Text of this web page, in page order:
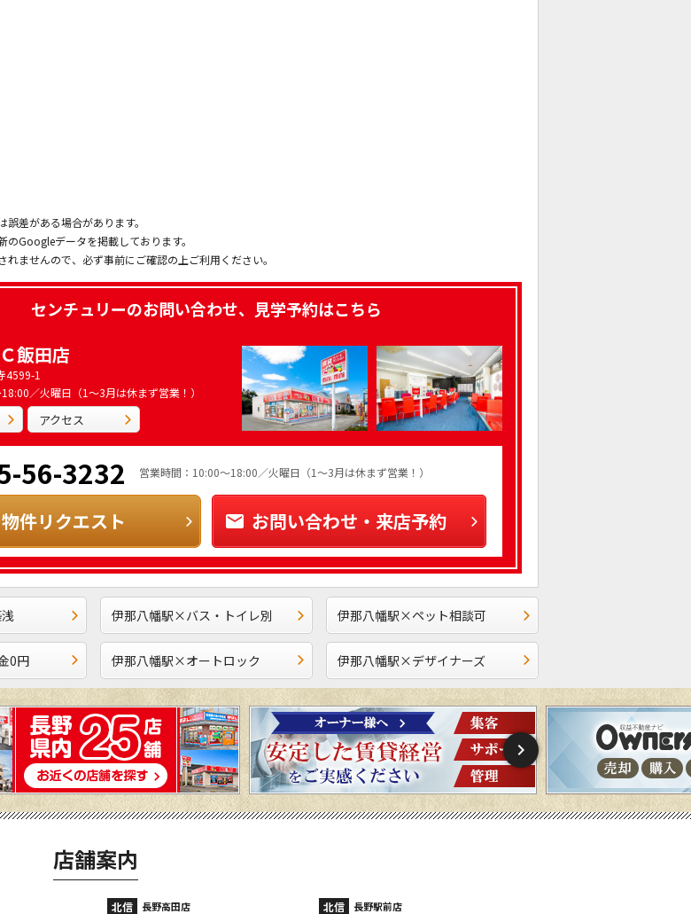
差がある場合があります。
Googleデータを掲載しております。
ませんので、必ず事前にご確認の上ご利用ください。
センチュリーのお問い合わせ、見学予約はこちら
飯田店
4599-1
／火曜日（1～3月は休まず営業！）
アクセス
56-3232 営業時間：10:00～18:00／火曜日（1～3月は休まず営業！）
物件リクエスト お問い合わせ・来店予約
伊那八幡駅×バス・トイレ別 伊那八幡駅×ペット相談可
0円 伊那八幡駅×オートロック 伊那八幡駅×デザイナーズ
店舗案内
北信 長野駅前店 北信 長野稲里店